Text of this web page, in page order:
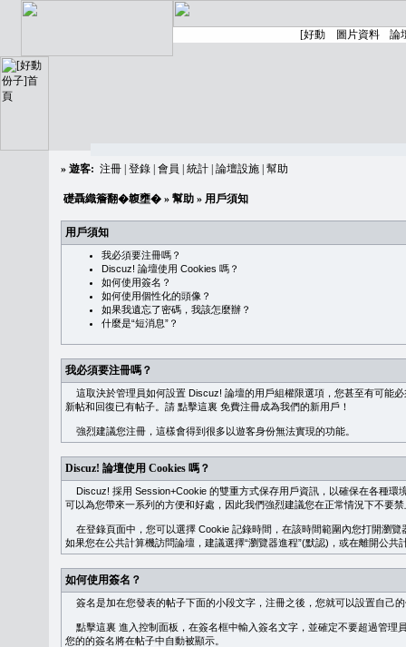
» 遊客: 注冊 登錄 會員 統計 論壇設施 幫助
礎聶織簷翻�䪖壅� » 幫助 » 用戶須知
用戶須知
我必須要注冊嗎？
Discuz! 論壇使用 Cookies 嗎？
如何使用簽名？
如何使用個性化的頭像？
如果我遺忘了密碼，我該怎麼辦？
什麼是“短消息”？
我必須要注冊嗎？
這取決於管理員如何設置 Discuz! 論壇的用戶組權限選項，您甚至有可能
新帖和回復已有帖子。請 點擊這裏 免費注冊成為我們的新用戶！
強烈建議您注冊，這樣會得到很多以遊客身份無法實現的功能。
Discuz! 論壇使用 Cookies 嗎？
Discuz! 採用 Session+Cookie 的雙重方式保存用戶資訊，以確保在各種環
可以為您帶來一系列的方便和好處，因此我們強烈建議您在正常情況下不要
在登錄頁面中，您可以選擇 Cookie 記錄時間，在該時間範圍內您打開瀏
如果您在公共計算機訪問論壇，建議選擇“瀏覽器進程”(默認)，或在離開公共
如何使用簽名？
簽名是加在您發表的帖子下面的小段文字，注冊之後，您就可以設置自己
點擊這裏 進入控制面板，在簽名框中輸入簽名文字，並確定不要超過管
您的的簽名將在帖子中自動被顯示。